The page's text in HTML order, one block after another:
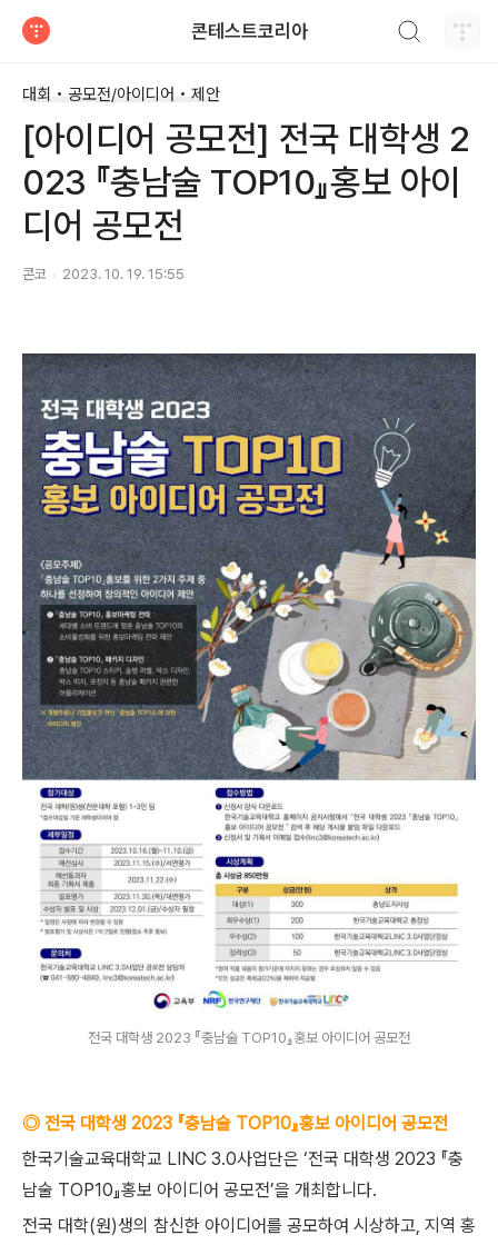
콘테스트코리아
대회 • 공모전/아이디어 • 제안
[아이디어 공모전] 전국 대학생 2
023 『충남술 TOP10』홍보 아이
디어 공모전
콘코 2023. 10. 19. 15:55
전국 대학생 2023 『충남술 TOP10』홍보 아이디어 공모전
◎ 전국 대학생 2023 『충남술 TOP10』홍보 아이디어 공모전
한국기술교육대학교 LINC 3.0사업단은 ‘전국 대학생 2023 『충
남술 TOP10』홍보 아이디어 공모전’을 개최합니다.
전국 대학(원)생의 참신한 아이디어를 공모하여 시상하고, 지역 홍